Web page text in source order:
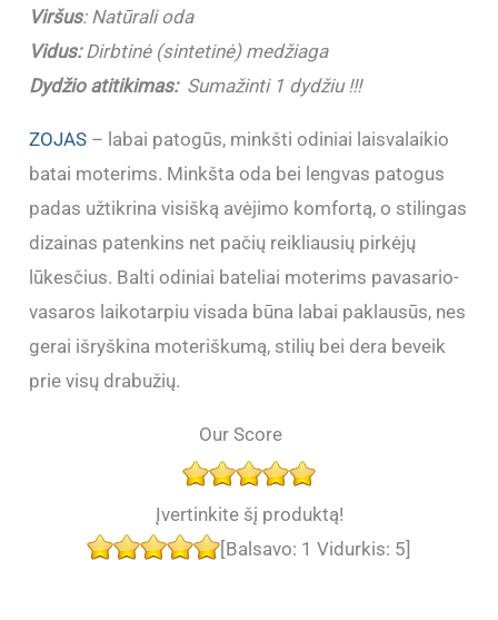
Viršus: Natūrali oda
Vidus:Dirbtinė (sintetinė) medžiaga
Dydžio atitikimas:Sumažinti 1 dydžiu !!!
ZOJAS – labai patogūs, minkšti odiniai laisvalaikio
batai moterims. Minkšta oda bei lengvas patogus
padas užtikrina visišką avėjimo komfortą, o stilingas
dizainas patenkins net pačių reikliausių pirkėjų
lūkesčius. Balti odiniai bateliai moterims pavasario-
vasaros laikotarpiu visada būna labai paklausūs, nes
gerai išryškina moteriškumą, stilių bei dera beveik
prie visų drabužių.
Our Score
Įvertinkite šį produktą!
[Balsavo: 1 Vidurkis: 5]